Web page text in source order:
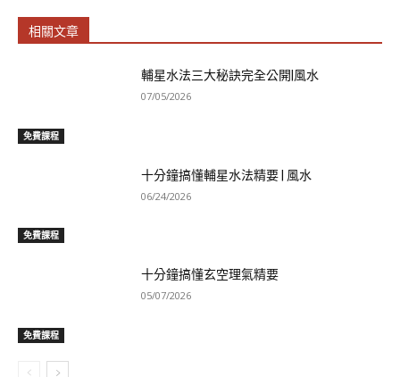
相關文章
免費課程
輔星水法三大秘訣完全公開|風水
07/05/2026
免費課程
十分鐘搞懂輔星水法精要 | 風水
06/24/2026
免費課程
十分鐘搞懂玄空理氣精要
05/07/2026